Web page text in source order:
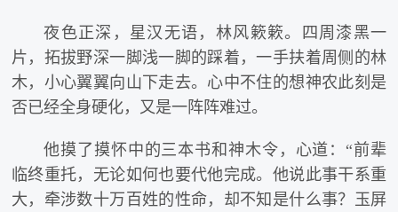
夜色正深，星汉无语，林风簌簌。四周漆黑一
片，拓拔野深一脚浅一脚的踩着，一手扶着周侧的林
木，小心翼翼向山下走去。心中不住的想神农此刻是
否已经全身硬化，又是一阵阵难过。
他摸了摸怀中的三本书和神木令，心道：“前辈
临终重托，无论如何也要代他完成。他说此事干系重
大，牵涉数十万百姓的性命，却不知是什么事？玉屏